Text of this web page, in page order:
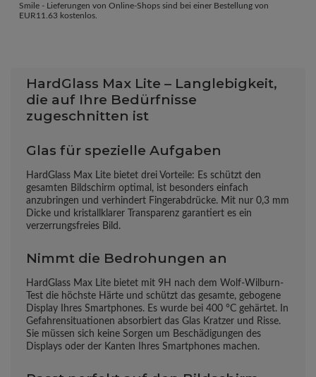
Smile - Lieferungen von Online-Shops sind bei einer Bestellung von
EUR11.63 kostenlos.
HardGlass Max Lite – Langlebigkeit,
die auf Ihre Bedürfnisse
zugeschnitten ist
Glas für spezielle Aufgaben
HardGlass Max Lite bietet drei Vorteile: Es schützt den
gesamten Bildschirm optimal, ist besonders einfach
anzubringen und verhindert Fingerabdrücke. Mit nur 0,3 mm
Dicke und kristallklarer Transparenz garantiert es ein
verzerrungsfreies Bild.
Nimmt die Bedrohungen an
HardGlass Max Lite bietet mit 9H nach dem Wolf-Wilburn-
Test die höchste Härte und schützt das gesamte, gebogene
Display Ihres Smartphones. Es wurde bei 400 °C gehärtet. In
Gefahrensituationen absorbiert das Glas Kratzer und Risse.
Sie müssen sich keine Sorgen um Beschädigungen des
Displays oder der Kanten Ihres Smartphones machen.